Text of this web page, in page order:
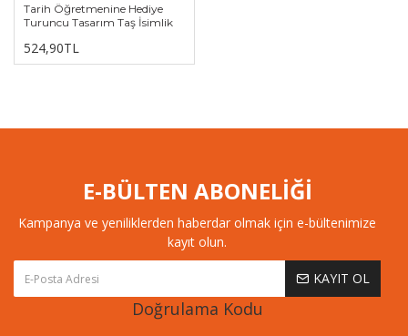
Tarih Öğretmenine Hediye
Turuncu Tasarım Taş İsimlik
524,90TL
E-BÜLTEN ABONELİĞİ
Kampanya ve yeniliklerden haberdar olmak için e-bültenimize
kayıt olun.
KAYIT OL
Doğrulama Kodu